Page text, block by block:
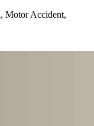
Motor Accident,